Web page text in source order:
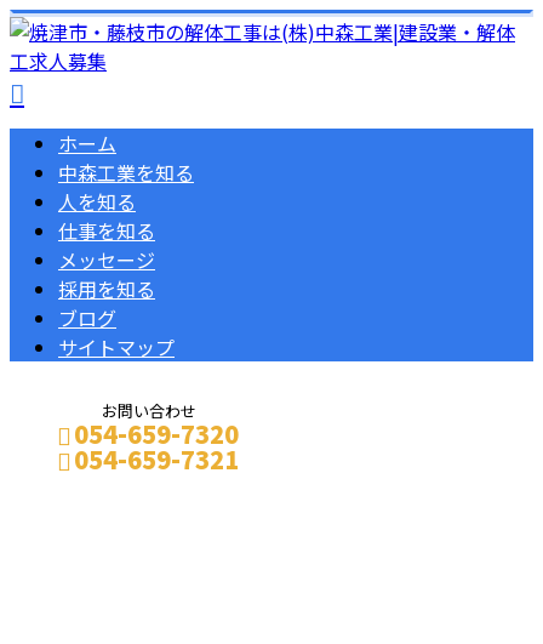
ホーム
中森工業を知る
人を知る
仕事を知る
メッセージ
採用を知る
ブログ
サイトマップ
お問い合わせ
054-659-7320
054-659-7321